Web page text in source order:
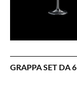
GRAPPA SET DA 6